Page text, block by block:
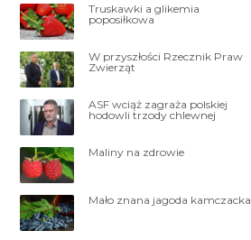
Truskawki a glikemia
poposiłkowa
W przyszłości Rzecznik Praw
Zwierząt
ASF wciąż zagraża polskiej
hodowli trzody chlewnej
Maliny na zdrowie
Mało znana jagoda kamczacka